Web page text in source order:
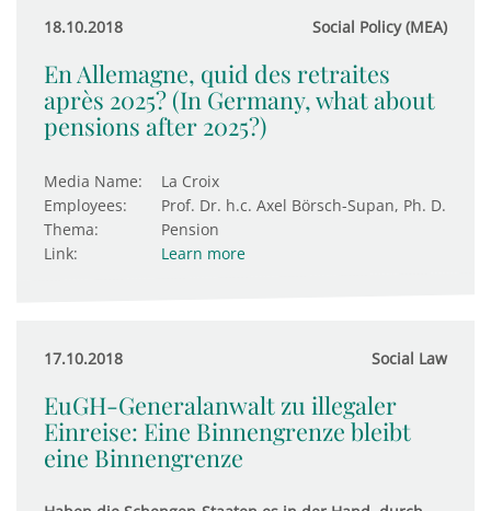
18.10.2018 Social Policy (MEA)
En Allemagne, quid des retraites
après 2025? (In Germany, what about
pensions after 2025?)
Media Name:
La Croix
Employees:
Prof. Dr. h.c. Axel Börsch-Supan, Ph. D.
Thema:
Pension
Link:
Learn more
17.10.2018 Social Law
EuGH-Generalanwalt zu illegaler
Einreise: Eine Binnengrenze bleibt
eine Binnengrenze